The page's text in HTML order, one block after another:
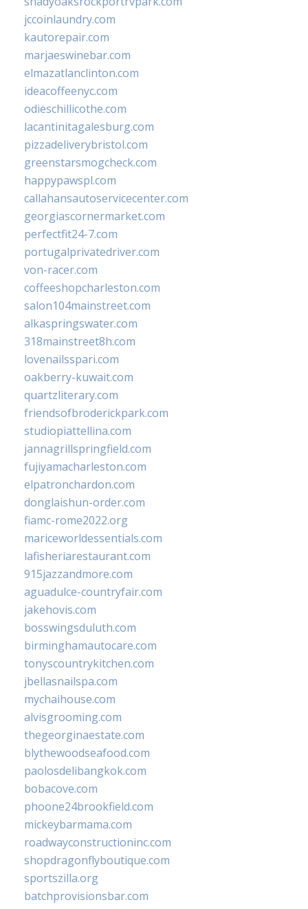
jccoinlaundry.com
kautorepair.com
marjaeswinebar.com
elmazatlanclinton.com
ideacoffeenyc.com
odieschillicothe.com
lacantinitagalesburg.com
pizzadeliverybristol.com
greenstarsmogcheck.com
happypawspl.com
callahansautoservicecenter.com
georgiascornermarket.com
perfectfit24-7.com
portugalprivatedriver.com
von-racer.com
coffeeshopcharleston.com
salon104mainstreet.com
alkaspringswater.com
318mainstreet8h.com
lovenailsspari.com
oakberry-kuwait.com
quartzliterary.com
friendsofbroderickpark.com
studiopiattellina.com
jannagrillspringfield.com
fujiyamacharleston.com
elpatronchardon.com
donglaishun-order.com
fiamc-rome2022.org
mariceworldessentials.com
lafisheriarestaurant.com
915jazzandmore.com
aguadulce-countryfair.com
jakehovis.com
bosswingsduluth.com
birminghamautocare.com
tonyscountrykitchen.com
jbellasnailspa.com
mychaihouse.com
alvisgrooming.com
thegeorginaestate.com
blythewoodseafood.com
paolosdelibangkok.com
bobacove.com
phoone24brookfield.com
mickeybarmama.com
roadwayconstructioninc.com
shopdragonflyboutique.com
sportszilla.org
batchprovisionsbar.com